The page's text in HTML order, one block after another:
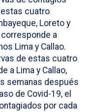
cuatro
Loreto y
corresponde a
Lima y Callao.
de estas cuatro
a Lima y Callao,
semanas después
de Covid-19, el
por cada